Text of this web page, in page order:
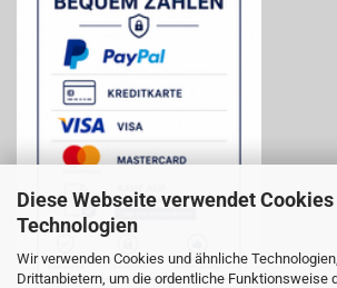
Diese Webseite verwendet
Technologien
Wir verwenden Cookies und ähnliche
Drittanbietern, um die ordentliche Funktionsweise